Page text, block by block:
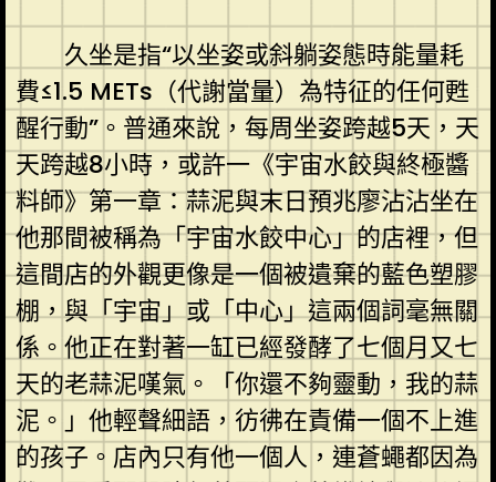
久坐是指“以坐姿或斜躺姿態時能量耗
費≤1.5 METs（代謝當量）為特征的任何甦
醒行動”。普通來說，每周坐姿跨越5天，天
天跨越8小時，或許一《宇宙水餃與終極醬
料師》第一章：蒜泥與末日預兆廖沾沾坐在
他那間被稱為「宇宙水餃中心」的店裡，但
這間店的外觀更像是一個被遺棄的藍色塑膠
棚，與「宇宙」或「中心」這兩個詞毫無關
係。他正在對著一缸已經發酵了七個月又七
天的老蒜泥嘆氣。「你還不夠靈動，我的蒜
泥。」他輕聲細語，彷彿在責備一個不上進
的孩子。店內只有他一個人，連蒼蠅都因為